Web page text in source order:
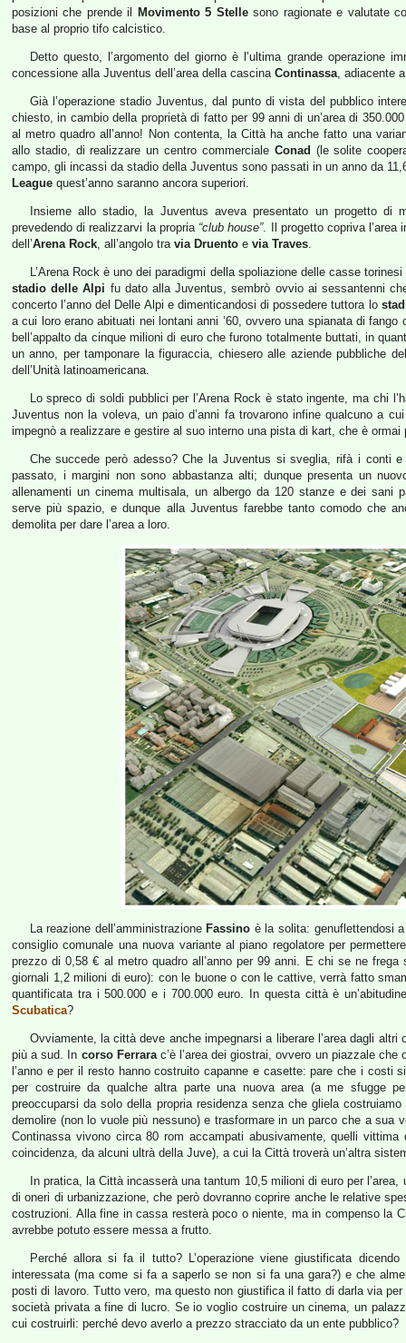
posizioni che prende il
Movimento 5 Stellesono ragionate e valutate
base al proprio tifo calcistico.
Detto questo, l’argomento del giorno è l’ultima grande operazione
concessione alla Juventus dell’area della cascina Continassa , adiacente
Già l’operazione stadio Juventus, dal punto di vista del pubblico
chiesto, in cambio della proprietà di fatto per 99 anni di un’area di
al metro quadro all’anno! Non contenta, la Città ha anche fatto una
allo stadio, di realizzare un centro commerciale Conad (le solite
campo, gli incassi da stadio della Juventus sono passati in un anno da
League quest’anno saranno ancora superiori.
Insieme allo stadio, la Juventus aveva presentato un progetto di
prevedendo di realizzarvi la propria “club house”. Il progetto copriva l’area
dell’Arena Rock , all’angolo tra via Druento e via Traves
L’Arena Rock è uno dei paradigmi della spoliazione delle casse
stadio delle Alpi fu dato alla Juventus, sembrò ovvio ai sessantenni
concerto l’anno del Delle Alpi e dimenticandosi di possedere tuttora lo
a cui loro erano abituati nei lontani anni ’60, ovvero una spianata di
bell’appalto da cinque milioni di euro che furono totalmente buttati, in
un anno, per tamponare la figuraccia, chiesero alle aziende pubbliche
dell’Unità latinoamericana.
Lo spreco di soldi pubblici per l’Arena Rock è stato ingente, ma chi
Juventus non la voleva, un paio d’anni fa trovarono infine qualcuno a
impegnò a realizzare e gestire al suo interno una pista di kart, che è ormai
Che succede però adesso? Che la Juventus si sveglia, rifà i conti
passato, i margini non sono abbastanza alti; dunque presenta un
allenamenti un cinema multisala, un albergo da 120 stanze e dei sani
serve più spazio, e dunque alla Juventus farebbe tanto comodo che
demolita per dare l’area a loro.
La reazione dell’amministrazione Fassino è la solita: genuflettendosi
consiglio comunale una nuova variante al piano regolatore per
prezzo di 0,58 € al metro quadro all’anno per 99 anni. E chi se ne
giornali 1,2 milioni di euro): con le buone o con le cattive, verrà fatto
quantificata tra i 500.000 e i 700.000 euro. In questa città è
Scubatica?
Ovviamente, la città deve anche impegnarsi a liberare l’area dagli
più a sud. In corso Ferrarac’è l’area dei giostrai, ovvero un piazzale
l’anno e per il resto hanno costruito capanne e casette: pare che i
per costruire da qualche altra parte una nuova area (a me sfugge
preoccuparsi da solo della propria residenza senza che gliela
demolire (non lo vuole più nessuno) e trasformare in un parco che a sua
Continassa vivono circa 80 rom accampati abusivamente, quelli vittima
coincidenza, da alcuni ultrà della Juve), a cui la Città troverà un’altra
In pratica, la Città incasserà una tantum 10,5 milioni di euro per
di oneri di urbanizzazione, che però dovranno coprire anche le relative
costruzioni. Alla fine in cassa resterà poco o niente, ma in compenso la
avrebbe potuto essere messa a frutto.
Perché allora si fa il tutto? L’operazione viene giustificata
interessata (ma come si fa a saperlo se non si fa una gara?) e che
posti di lavoro. Tutto vero, ma questo non giustifica il fatto di darla via
società privata a fine di lucro. Se io voglio costruire un cinema, un
cui costruirli: perché devo averlo a prezzo stracciato da un ente pubblico?